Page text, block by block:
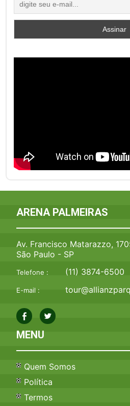
ARENA PALMEIRAS
Av. Francisco Matarazzo,
São Paulo - SP
Telefone : (11) 3874-6500
E-mail :
MENU
Quem Somos
Política
Termos